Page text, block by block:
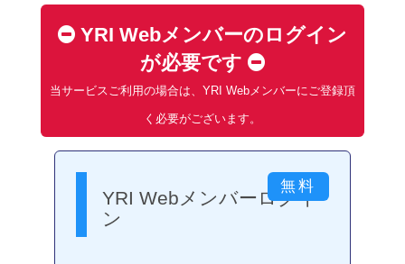
YRI Webメンバーのログイン
が必要です
当サービスご利用の場合は、YRI Webメンバーにご登録頂
く必要がございます。
YRI Webメンバーログイ
ン